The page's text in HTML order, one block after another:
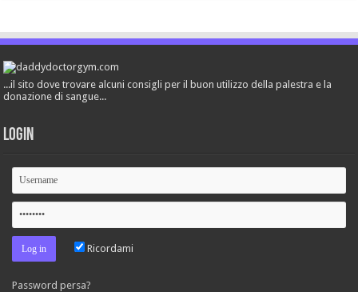
...il sito dove trovare alcuni consigli per il buon utilizzo della palestra e la
donazione di sangue...
Login
Ricordami
Password persa?